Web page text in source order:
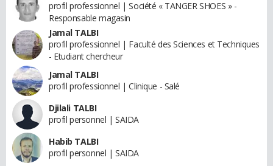
profil professionnel | Société « TANGER SHOES » -
Responsable magasin
Jamal TALBI
profil professionnel | Faculté des Sciences et Techniques
- Etudiant chercheur
Jamal TALBI
profil professionnel | Clinique - Salé
Djilali TALBI
profil personnel | SAIDA
Habib TALBI
profil personnel | SAIDA